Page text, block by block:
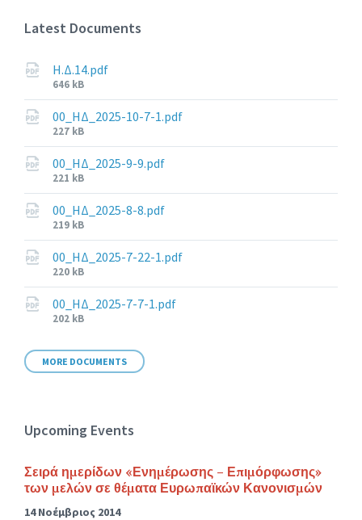
Latest Documents
Η.Δ.14.pdf
File
size:
646 kB
00_ΗΔ_2025-10-7-1.pdf
File
size:
227 kB
00_ΗΔ_2025-9-9.pdf
File
size:
221 kB
00_ΗΔ_2025-8-8.pdf
File
size:
219 kB
00_ΗΔ_2025-7-22-1.pdf
File
size:
220 kB
00_ΗΔ_2025-7-7-1.pdf
File
202 kB
MORE DOCUMENTS
Upcoming Events
Σειρά ημερίδων «Ενημέρωσης – Επιμόρφωσης»
των μελών σε θέματα Ευρωπαϊκών Κανονισμών
14 Νοέμβριος 2014